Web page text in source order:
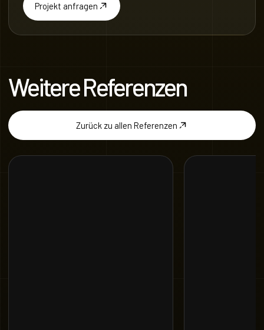
Projekt anfragen
Weitere Referenzen
Zurück zu allen Referenzen